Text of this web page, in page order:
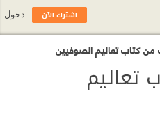
كتاب تعاليم الصوفيين
تعاليم
اشترك الآن دخول